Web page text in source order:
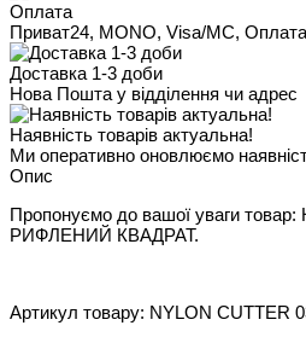
Оплата
Приват24, MONO, Visa/MC,
Доставка 1-3 доби
Нова Пошта у відділення чи адрес
Наявність товарів актуальна!
Ми оперативно оновлюємо
Опис
Пропонуємо до вашої уваги товар:
РИФЛЕНИЙ КВАДРАТ.
Артикул товару: NYLON CUTTER